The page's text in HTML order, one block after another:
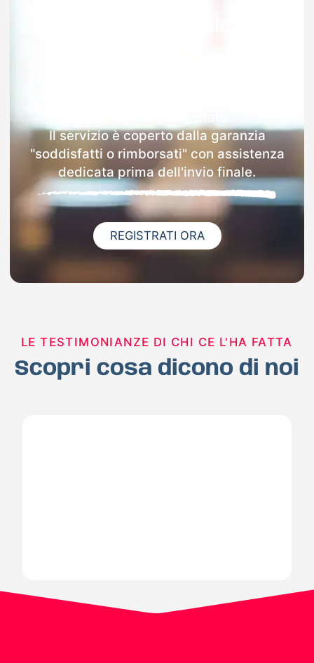
Il servizio è coperto dalla garanzia
"soddisfatti o rimborsati" con assistenza
dedicata prima dell'invio finale.
REGISTRATI ORA
LE TESTIMONIANZE DI CHI CE L'HA FATTA
Scopri cosa dicono di noi